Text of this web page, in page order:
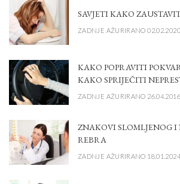
SAVJETI KAKO
ZADNJE AŽURIRANO 02.02.2020.
KAKO POPRAVITI
KAKO SPRIJEČITI
ZADNJE AŽURIRANO 26.04.2016.
ZNAKOVI SLOMLJENOG
REBRA
ZADNJE AŽURIRANO 18.01.2024.